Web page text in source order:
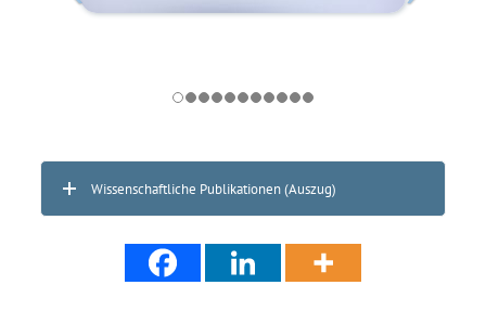
Wissenschaftliche Publikationen (Auszug)